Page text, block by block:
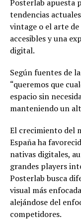
Posterlab apuesta
tendencias
vintage o el arte
accesibles y una
digital.
Según fuentes de
“queremos que
espacio sin
manteniendo un
El crecimiento del
España ha
nativas digitales,
grandes players
Posterlab busca
visual más
alejándose del
competidores.